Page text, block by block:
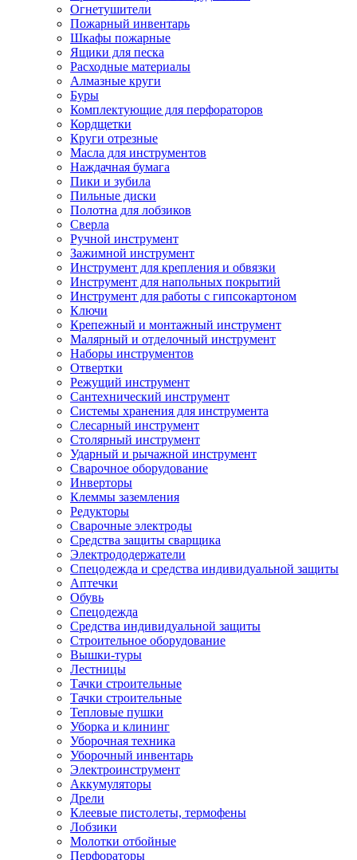
Огнетушители
Пожарный инвентарь
Шкафы пожарные
Ящики для песка
Расходные материалы
Алмазные круги
Буры
Комплектующие для перфораторов
Кордщетки
Круги отрезные
Масла для инструментов
Наждачная бумага
Пики и зубила
Пильные диски
Полотна для лобзиков
Сверла
Ручной инструмент
Зажимной инструмент
Инструмент для крепления и обвязки
Инструмент для напольных покрытий
Инструмент для работы с гипсокартоном
Ключи
Крепежный и монтажный инструмент
Малярный и отделочный инструмент
Наборы инструментов
Отвертки
Режущий инструмент
Сантехнический инструмент
Системы хранения для инструмента
Слесарный инструмент
Столярный инструмент
Ударный и рычажной инструмент
Сварочное оборудование
Инверторы
Клеммы заземления
Редукторы
Сварочные электроды
Средства защиты сварщика
Электрододержатели
Спецодежда и средства индивидуальной защиты
Аптечки
Обувь
Спецодежда
Средства индивидуальной защиты
Строительное оборудование
Вышки-туры
Лестницы
Тачки строительные
Тачки строительные
Тепловые пушки
Уборка и клининг
Уборочная техника
Уборочный инвентарь
Электроинструмент
Аккумуляторы
Дрели
Клеевые пистолеты, термофены
Лобзики
Молотки отбойные
Перфораторы